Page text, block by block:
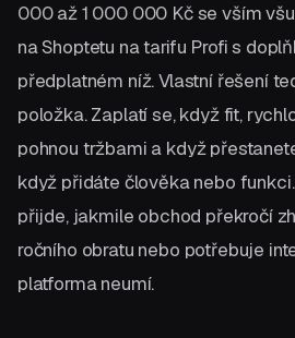
000 až 1 000 000 Kč se vším
na Shoptetu na tarifu Profi s
předplatném níž. Vlastní řešení
položka. Zaplatí se, když fit,
pohnou tržbami a když
když přidáte člověka nebo
přijde, jakmile obchod překročí
ročního obratu nebo potřebuje
platforma neumí.